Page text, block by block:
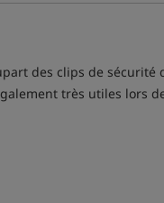
des clips de
très utiles lors